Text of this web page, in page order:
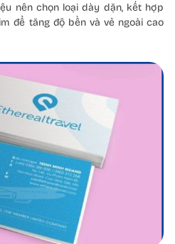
nên chọn loại dày dặn, kết hợp
để tăng độ bền và vẻ ngoài cao